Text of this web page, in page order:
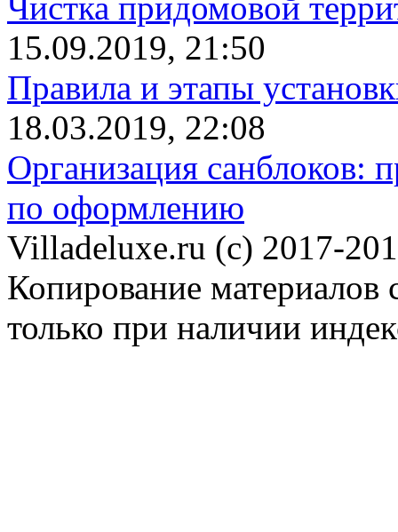
15.09.2019, 21:50
Правила и этапы
18.03.2019, 22:08
Организация санблоков:
по оформлению
Villadeluxe.ru (c) 2017-
Копирование материалов
только при наличии